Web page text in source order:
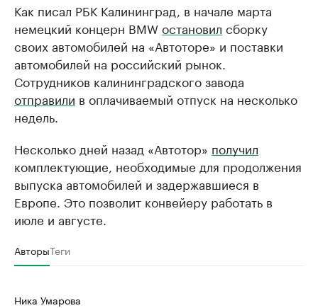
Как писал РБК Калининград, в начале марта
немецкий концерн BMWостановил сборку
своих автомобилей на «Автоторе» и поставки
автомобилей на российский рынок.
Сотрудников калининградского завода
отправили в оплачиваемый отпуск на несколько
недель.
Несколько дней назад «Автотор» получил
комплектующие, необходимые для продолжения
выпуска автомобилей и задержавшиеся в
Европе. Это позволит конвейеру работать в
июле и августе.
АвторыТеги
Ника Умарова